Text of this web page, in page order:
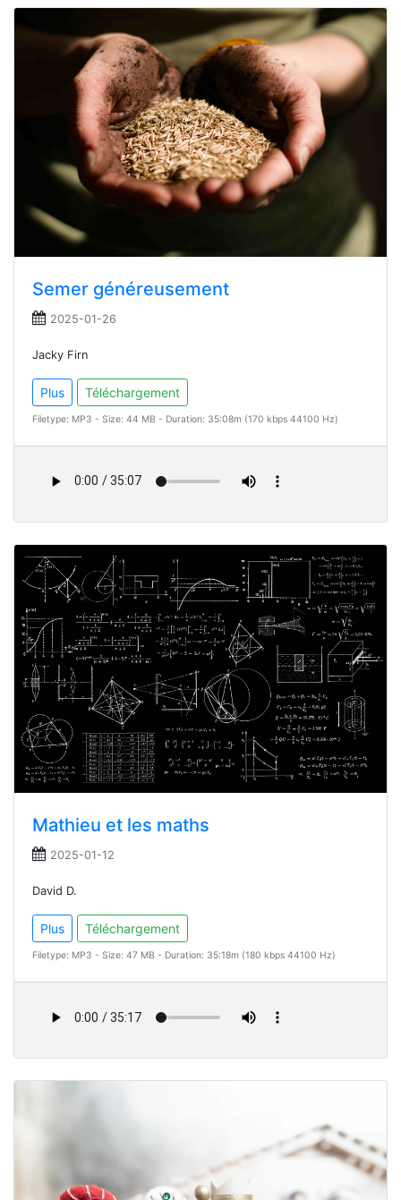
Semer généreusement
2025-01-26
Jacky Firn
Plus Téléchargement
Filetype: MP3 - Size: 44 MB - Duration: 35:08m (170 kbps 44100 Hz)
Mathieu et les maths
2025-01-12
David D.
Plus Téléchargement
Filetype: MP3 - Size: 47 MB - Duration: 35:18m (180 kbps 44100 Hz)